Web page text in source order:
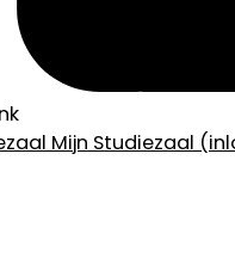
Mijn Studiezaal